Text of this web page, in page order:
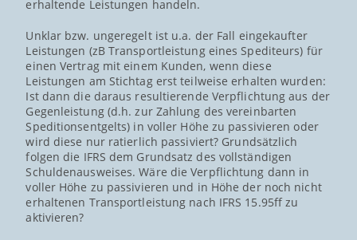
erhaltende Leistungen handeln.
Unklar bzw. ungeregelt ist u.a. der Fall eingekaufter
Leistungen (zB Transportleistung eines Spediteurs) für
einen Vertrag mit einem Kunden, wenn diese
Leistungen am Stichtag erst teilweise erhalten wurden:
Ist dann die daraus resultierende Verpflichtung aus der
Gegenleistung (d.h. zur Zahlung des vereinbarten
Speditionsentgelts) in voller Höhe zu passivieren oder
wird diese nur ratierlich passiviert? Grundsätzlich
folgen die IFRS dem Grundsatz des vollständigen
Schuldenausweises. Wäre die Verpflichtung dann in
voller Höhe zu passivieren und in Höhe der noch nicht
erhaltenen Transportleistung nach IFRS 15.95ff zu
aktivieren?